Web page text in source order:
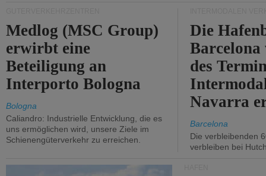
Medlog (MSC Group)
erwirbt eine
Beteiligung an
Interporto Bologna
Bologna
Caliandro: Industrielle Entwicklung, die es
uns ermöglichen wird, unsere Ziele im
Schienengüterverkehr zu erreichen.
Die
des
Navarra
Barcelona
Die verbleibenden
verbleiben bei